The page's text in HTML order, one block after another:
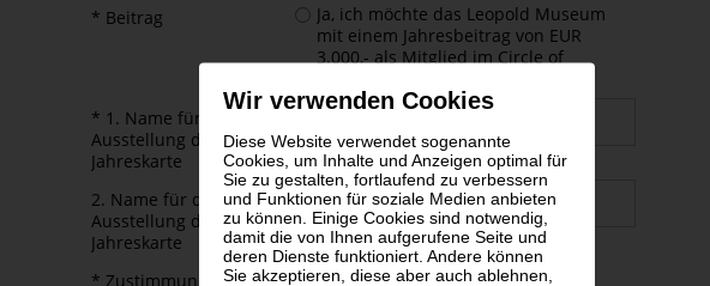
Wir verwenden Cookies
Diese Website verwendet sogenannte
Cookies, um Inhalte und Anzeigen optimal für
Sie zu gestalten, fortlaufend zu verbessern
und Funktionen für soziale Medien anbieten
zu können. Einige Cookies sind notwendig,
damit die von Ihnen aufgerufene Seite und
deren Dienste funktioniert. Andere können
Sie akzeptieren, diese aber auch ablehnen,
* Beitrag
Ja, ich möchte das Leopold Museum
mit einem Jahresbeitrag von EUR
3.000,- als Mitglied im Circle of
* 1. Name für die
Ausstellung der
Jahreskarte
2. Name für die
Ausstellung der
Jahreskarte
* Zustimmung
Ich willige ein, dass meine in diesem